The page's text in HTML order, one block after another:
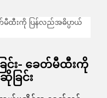
ြင်း- ခေတ်မီထီးကို
ခြင်း